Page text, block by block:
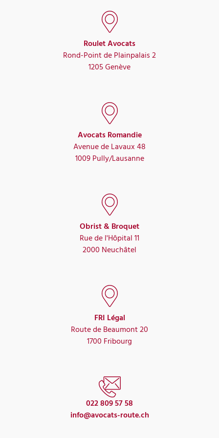
Roulet Avocats
Rond-Point de Plainpalais 2
1205 Genève
Avocats Romandie
Avenue de Lavaux 48
1009 Pully/Lausanne
Obrist & Broquet
Rue de l'Hôpital 11
2000 Neuchâtel
FRI Légal
Route de Beaumont 20
1700 Fribourg
022 809 57 58
info@avocats-route.ch